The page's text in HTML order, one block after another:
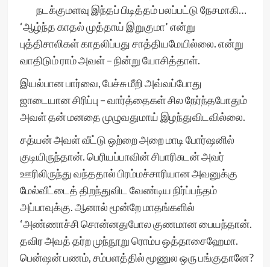
நடக்குமளவு இந்தப் பிடித்தம் பலப்பட்டு நேசமாகி…
‘ஆழ்ந்த காதல் முத்தாய் இறுகுமா’ என்று
புத்திசாலிகள் காதலிப்பது சாத்தியமேயில்லை. என்று
வாதிடும் ராம் அவள் – நின்று யோசித்தாள்.
இயல்பான பார்வை, பேச்சு மீறி அவ்வப்போது
ஜாடையான சிரிப்பு – வார்த்தைகள் சில நேர்ந்தபோதும்
அவள் தன் மனதை முழுவதுமாய் இழந்துவிடவில்லை.
சத்யன் அவள் வீட்டு ஒற்றை அறை மாடி போர்ஷனில்
குடியிருந்தான். பெரியப்பாவின் சிபாரிசுடன் அவர்
ஊரிலிருந்து வந்ததால் பிரம்மச்சாரியான அவனுக்கு
மேல்வீட்டைத் திறந்துவிட வேண்டிய நிர்ப்பந்தம்
அப்பாவுக்கு. ஆனால் மூன்றே மாதங்களில்
‘அண்ணாச்சி சொன்னதுபோல குணமான பையந்தான்.
தவிர அவத் தர்ற முந்நூறு ரொம்ப ஒத்தாசைஹேமா.
பென்ஷன் பணம், சம்பளத்தில் மூணுல ஒரு பங்குதானே?